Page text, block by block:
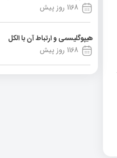
1168 روز پیش
هیپوگلیسمی و ارتباط آن با الکل
1168 روز پیش